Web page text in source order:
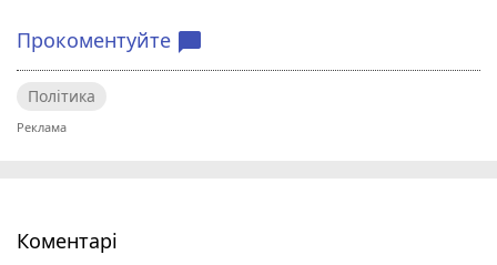
Прокоментуйте chat_bubble
Політика
Коментарі